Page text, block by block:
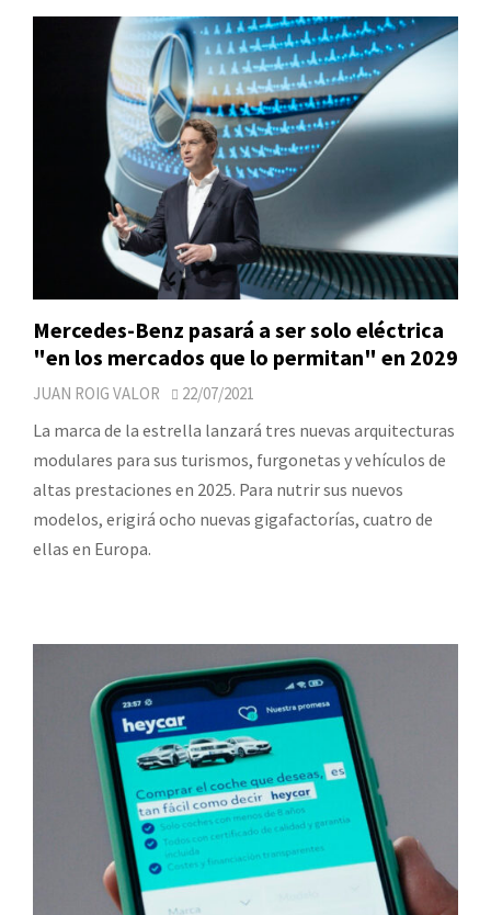
Mercedes-Benz pasará a ser solo eléctrica
"en los mercados que lo permitan" en 2029
JUAN ROIG VALOR 22/07/2021
La marca de la estrella lanzará tres nuevas arquitecturas
modulares para sus turismos, furgonetas y vehículos de
altas prestaciones en 2025. Para nutrir sus nuevos
modelos, erigirá ocho nuevas gigafactorías, cuatro de
ellas en Europa.